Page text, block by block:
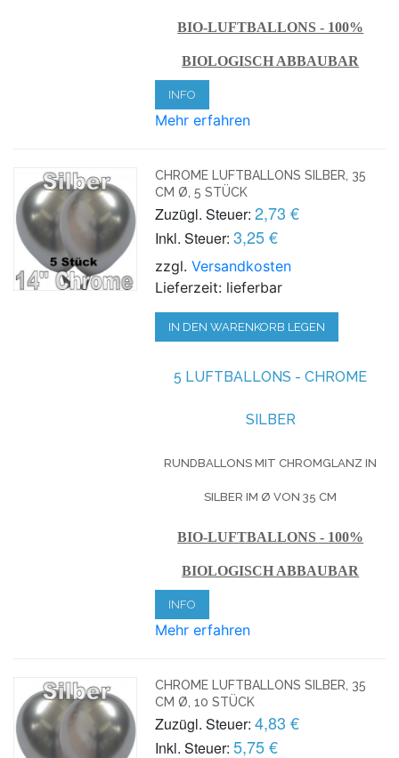
BIO-LUFTBALLONS - 100%
BIOLOGISCH ABBAUBAR
INFO
Mehr erfahren
CHROME LUFTBALLONS SILBER, 35
CM Ø, 5 STÜCK
Zuzügl. Steuer: 2,73 €
Inkl. Steuer: 3,25 €
zzgl.Versandkosten
Lieferzeit: lieferbar
IN DEN WARENKORB LEGEN
5 LUFTBALLONS - CHROME
SILBER
RUNDBALLONS MIT CHROMGLANZ IN
SILBER IM Ø VON 35 CM
BIO-LUFTBALLONS - 100%
BIOLOGISCH ABBAUBAR
INFO
Mehr erfahren
CHROME LUFTBALLONS SILBER, 35
CM Ø, 10 STÜCK
Zuzügl. Steuer: 4,83 €
Inkl. Steuer: 5,75 €